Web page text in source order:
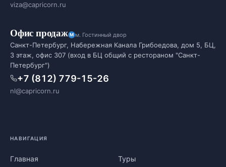
viza@capricorn.ru
Офис продаж м. Гостинный двор
Санкт-Петербург, Набережная Канала Грибоедова, дом 5, БЦ,
3 этаж, офис 307 (вход в БЦ общий с рестораном "Санкт-
Петербург")
+7 (812) 779-15-26
nl@capricorn.ru
НАВИГАЦИЯ
Главная Туры